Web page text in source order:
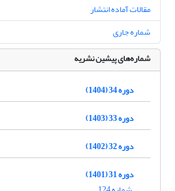
مقالات آماده انتشار
شماره جاری
شماره‌های پیشین نشریه
دوره 34 (1404)
دوره 33 (1403)
دوره 32 (1402)
دوره 31 (1401)